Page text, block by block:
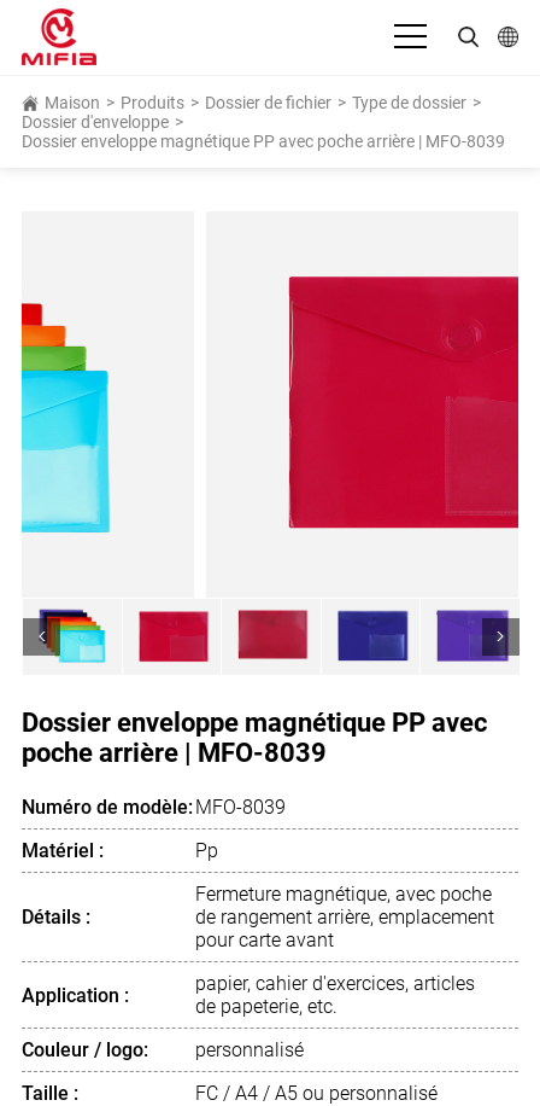
Français
English
Bahasa Indonesia
Русский язык
Maison > Produits > Dossier de fichier > Type de dossier >
Dossier d'enveloppe >
Dossier enveloppe magnétique PP avec poche arrière | MFO-8039
>
<
Dossier enveloppe magnétique PP avec
poche arrière | MFO-8039
Numéro de modèle:MFO-8039
Matériel :
Pp
Détails :
Fermeture magnétique, avec poche
de rangement arrière, emplacement
pour carte avant
Application :
papier, cahier d'exercices, articles
de papeterie, etc.
Couleur / logo:
personnalisé
Taille :
FC / A4 / A5 ou personnalisé